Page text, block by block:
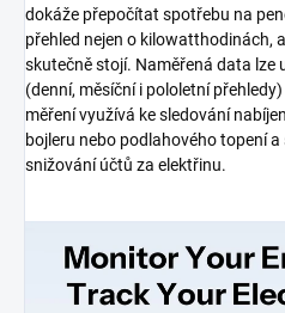
dokáže přepočítat spotřebu na
přehled nejen o kilowatthodinách,
skutečně stojí. Naměřená data
(denní, měsíční i pololetní
měření využívá ke sledování
bojleru nebo podlahového topení
snižování účtů za elektřinu.